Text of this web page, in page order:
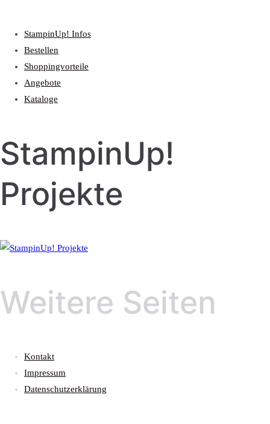
StampinUp! Infos
Bestellen
Shoppingvorteile
Angebote
Kataloge
StampinUp!
Projekte
Weitere Seiten
Kontakt
Impressum
Datenschutzerklärung